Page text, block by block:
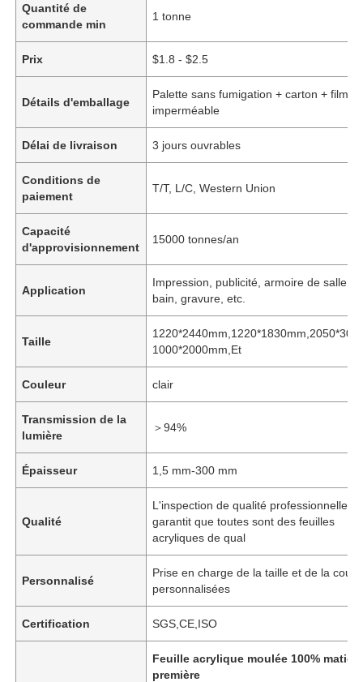
Quantité de
commande min
1 tonne
Prix $1.8 - $2.5
Détails d'emballage
Palette sans fumigation + carton + film
imperméable
Délai de livraison 3 jours ouvrables
Conditions de
paiement
T/T, L/C, Western Union
Capacité
d'approvisionnement
15000 tonnes/an
Application
Impression, publicité, armoire de salle de
bain, gravure, etc.
Taille
1000*2000mm,Et
Couleur clair
Transmission de la
lumière
＞94%
Épaisseur 1,5 mm-300 mm
Qualité
L'inspection de qualité professionnelle
garantit que toutes sont des feuilles
acryliques de qual
Personnalisé
Prise en charge de la taille et de la
personnalisées
Certification SGS,CE,ISO
Feuille acrylique moulée 100%
première